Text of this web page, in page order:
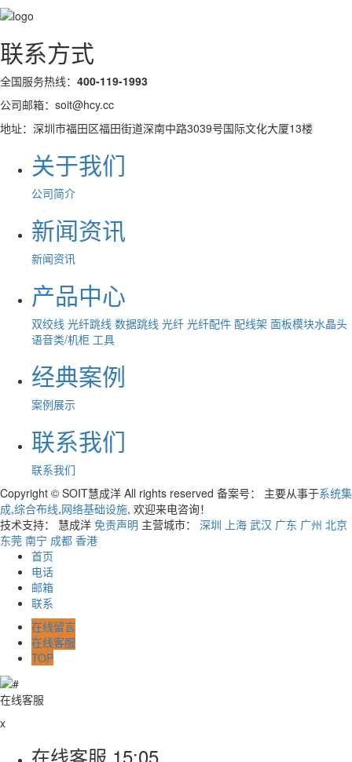
联系方式
全国服务热线： 400-119-1993
公司邮箱：soit@hcy.cc
地址：深圳市福田区福田街道深南中路3039号国际文化大厦13楼
关于我们
公司简介
新闻资讯
新闻资讯
产品中心
双绞线 光纤跳线 数据跳线 光纤 光纤配件 配线架 面板模块水晶头
语音类/机柜 工具
经典案例
案例展示
联系我们
联系我们
Copyright © SOIT慧成洋 All rights reserved 备案号：
主要从事于系统集
成,综合布线,网络基础设施, 欢迎来电咨询！
技术支持： 慧成洋 免责声明 主营城市： 深圳 上海 武汉 广东 广州 北京
东莞 南宁 成都 香港
首页
电话
邮箱
联系
在线留言
在线客服
TOP
在线客服
x
在线客服 15:05